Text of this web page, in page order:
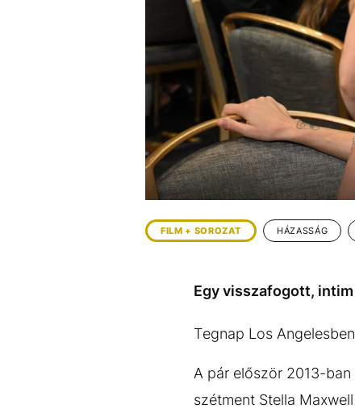
KvízMédiaajánlatImpresszum
FILM + SOROZAT HÁZASSÁG
Egy visszafogott,
Tegnap Los
A pár először 2013-
szétment Stella